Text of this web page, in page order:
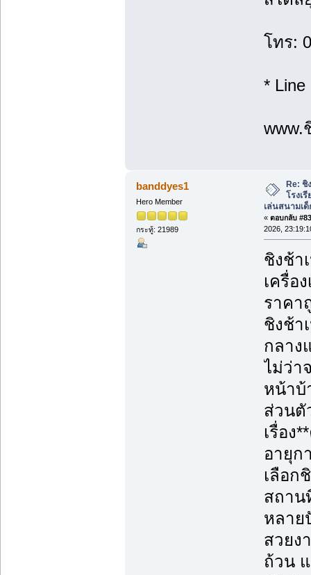
โทร:
* Line
www.
banddyes1
Hero Member
กระทู้: 21989
Re: ชิ
โรงเ
เล่นสนามเ
« ตอบกลับ
2026,
ชิงช้า
เครื่อ
ราคา
ชิงช้า
กลาง
ไม่ว่า
หน้าบ้
ส่วนตั
เรื่อง
อายุก
เลือก
สถาน
หลาย
สวยง
ถ้วน